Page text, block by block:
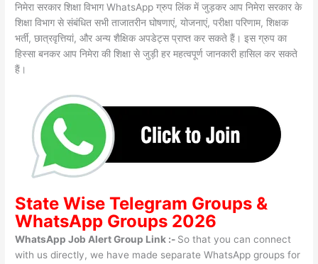
निमेरा सरकार शिक्षा विभाग WhatsApp ग्रुप लिंक में जुड़कर आप निमेरा सरकार के
शिक्षा विभाग से संबंधित सभी ताजातरीन घोषणाएं, योजनाएं, परीक्षा परिणाम, शिक्षक
भर्ती, छात्रवृत्तियां, और अन्य शैक्षिक अपडेट्स प्राप्त कर सकते हैं। इस ग्रुप का
हिस्सा बनकर आप निमेरा की शिक्षा से जुड़ी हर महत्वपूर्ण जानकारी हासिल कर सकते
हैं।
State WiseTelegram Groups &
WhatsApp Groups 2026
WhatsApp Job Alert Group Link :- So that you can connect
with us directly, we have made separate WhatsApp groups for